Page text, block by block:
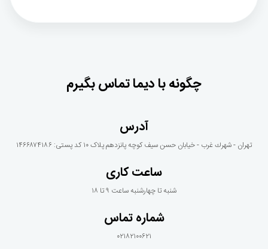
چگونه با دیما تماس بگیرم
آدرس
تهران - شهرك غرب - خيابان حسن سيف كوچه پانزدهم پلاک ١٠ کد پستی: ۱۴۶۶۸۷۴۱۸۶
ساعت کاری
شنبه تا چهارشنبه ساعت ۹ تا ۱۸
شماره تماس
۰۲۱۸۲۱۰۰۶۲۱